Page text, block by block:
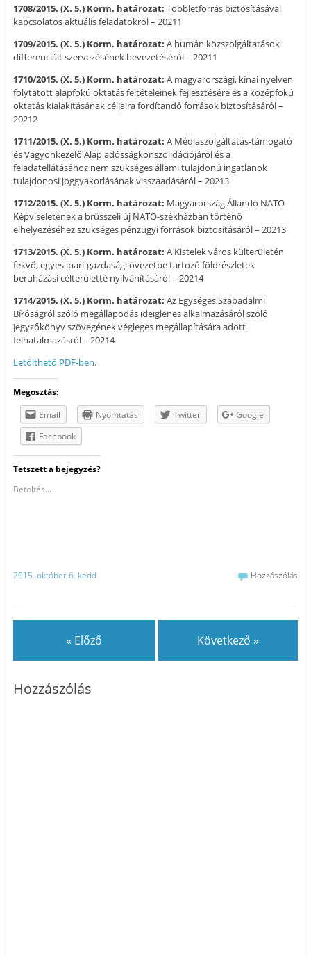
1708/2015. (X. 5.) Korm. határozat: Többletforrás biztosításával
kapcsolatos aktuális feladatokról – 20211
1709/2015. (X. 5.) Korm. határozat: A humán közszolgáltatások
differenciált szervezésének bevezetéséről – 20211
1710/2015. (X. 5.) Korm. határozat: A magyarországi, kínai nyelven
folytatott alapfokú oktatás feltételeinek fejlesztésére és a középfokú
oktatás kialakításának céljaira fordítandó források biztosításáról –
20212
1711/2015. (X. 5.) Korm. határozat: A Médiaszolgáltatás-támogató
és Vagyonkezelő Alap adósságkonszolidációjáról és a
feladatellátásához nem szükséges állami tulajdonú ingatlanok
tulajdonosi joggyakorlásának visszaadásáról – 20213
1712/2015. (X. 5.) Korm. határozat: Magyarország Állandó NATO
Képviseletének a brüsszeli új NATO-székházban történő
elhelyezéséhez szükséges pénzügyi források biztosításáról – 20213
1713/2015. (X. 5.) Korm. határozat: A Kistelek város külterületén
fekvő, egyes ipari-gazdasági övezetbe tartozó földrészletek
beruházási célterületté nyilvánításáról – 20214
1714/2015. (X. 5.) Korm. határozat: Az Egységes Szabadalmi
Bíróságról szóló megállapodás ideiglenes alkalmazásáról szóló
jegyzőkönyv szövegének végleges megállapítására adott
felhatalmazásról – 20214
Letölthető PDF-ben.
Megosztás:
Email
Nyomtatás Twitter
Google
Facebook
Tetszett a bejegyzés?
Betöltés...
2015. október 6. kedd Hozzászólás
« Előző Következő »
Hozzászólás